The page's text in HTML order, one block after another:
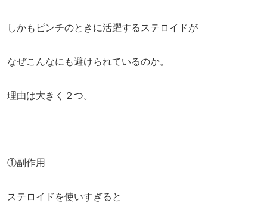
しかもピンチのときに活躍するステロイドが
なぜこんなにも避けられているのか。
理由は大きく２つ。
①副作用
ステロイドを使いすぎると